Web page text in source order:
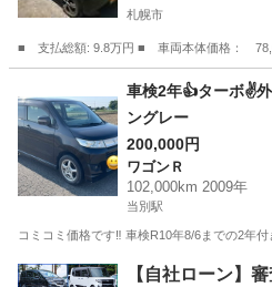
札幌市
■ 支払総額: 9.8万円 ■ 車両本体価格：
パレット
車検2年👍ターボ✌️
ングレー
200,000円
ワゴンＲ
102,000km 2009年
当別駅
コミコミ価格です‼️ 車検R10年8/6までの2年
北海道 石狩郡 当別駅 ワゴンＲ
【自社ローン】